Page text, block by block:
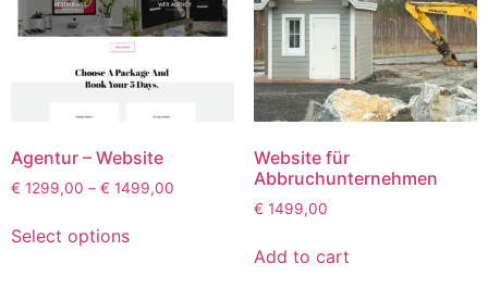
Agentur – Website
€ 1299,00 – € 1499,00
Select options
Website für
Abbruchunternehmen
€ 1499,00
Add to cart